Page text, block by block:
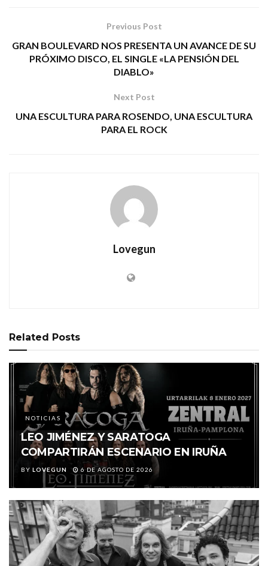
Previous Post
GRAN BOULEVARD NOS PRESENTA UN AVANCE DE SU
PRÓXIMO DISCO, EL SINGLE «LA PENSIÓN DEL
DIABLO»
Next Post
UNA ESCULTURA PARA ROSENDO, UNA ESCULTURA
PARA EL ROCK
Lovegun
Related Posts
NOTICIAS
LEO JIMÉNEZ Y SARATOGA
COMPARTIRÁN ESCENARIO EN IRUÑA
BY LOVEGUN 6 DE AGOSTO DE 2026